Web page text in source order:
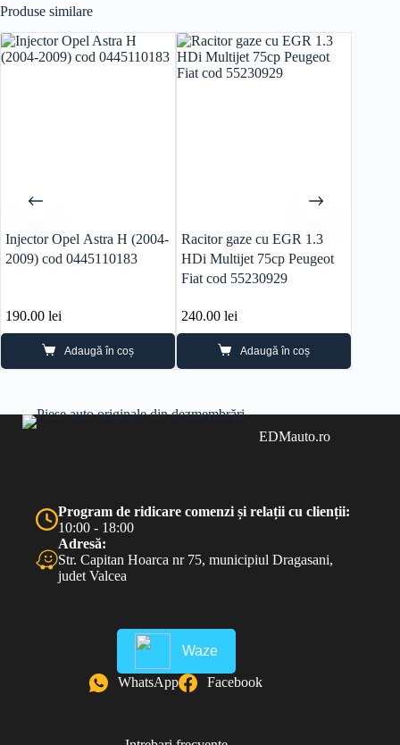
Produse similare
Injector Opel Astra H (2004-
2009) cod 0445110183
190.00 lei
Adaugă în coș
Racitor gaze cu EGR 1.3
HDi Multijet 75cp Peugeot
Fiat cod 55230929
240.00lei
Adaugă în coș
EDMauto.ro
Program de ridicare comenzi și relații cu clienții:
10:00 - 18:00
Adresă:
Str. Capitan Hoarca nr 75, municipiul Dragasani,
judet Valcea
Waze
WhatsApp Facebook